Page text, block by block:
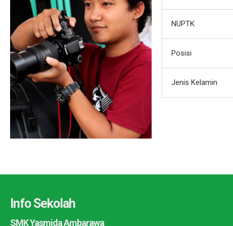
NUPTK
Posisi
Jenis Kelamin
Info Sekolah
SMK Yasmida Ambarawa